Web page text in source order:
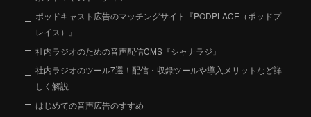
ポッドキャスト広告のマッチングサイト『PODPLACE（ポッドプ
レイス）』
社内ラジオのための音声配信CMS『シャナラジ』
社内ラジオのツール7選！配信・収録ツールや導入メリットなど詳
しく解説
はじめての音声広告のすすめ